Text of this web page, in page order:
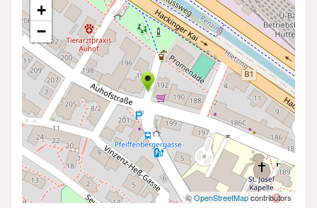
+
−
©OpenStreetMapcontributors